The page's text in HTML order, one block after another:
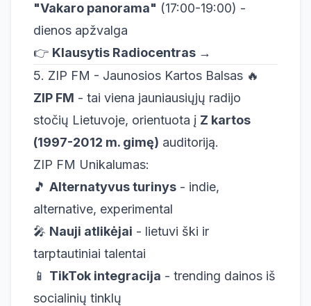
"Vakaro panorama" (17:00-19:00) -
dienos apžvalga
👉 Klausytis Radiocentras →
5. ZIP FM - Jaunosios Kartos Balsas 🔥
ZIP FM - tai viena jauniausiųjų radijo
stočių Lietuvoje, orientuota į Z kartos
(1997-2012 m. gimę) auditoriją.
ZIP FM Unikalumas:
🎵 Alternatyvus turinys - indie,
alternative, experimental
🎤 Nauji atlikėjai - lietuvi ški ir
tarptautiniai talentai
📱 TikTok integracija - trending dainos iš
socialinių tinklų